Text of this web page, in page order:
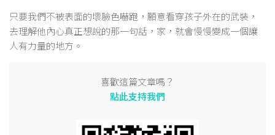
只要我們不被表面的壞臉色嚇跑，願意看穿孩子外在的武裝，
去理解他內心真正想說的那一句話，家，就會慢慢變成一個讓
人有力量的地方。
喜歡這篇文章嗎？
點此支持我們